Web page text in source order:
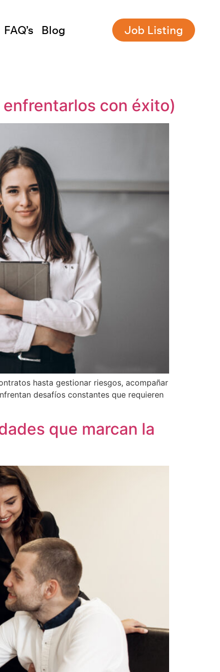
FAQ’s Blog Job Listing
con éxito)
hasta gestionar riesgos, acompañar
desafíos constantes que requieren
que marcan la